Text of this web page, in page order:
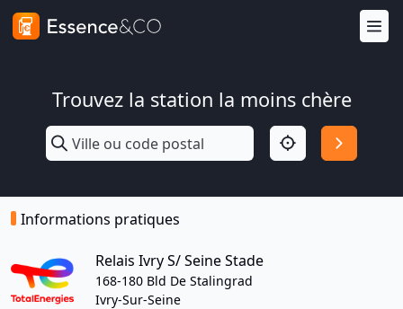
Trouvez la station la moins chère
Informations pratiques
Relais Ivry S/ Seine Stade
168-180 Bld De Stalingrad
Ivry-Sur-Seine